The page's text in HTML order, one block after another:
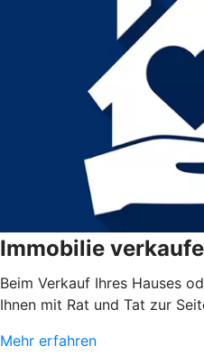
Immobilie
Beim Verkauf Ihres Hauses
Ihnen mit Rat und Tat zur
Mehr erfahren